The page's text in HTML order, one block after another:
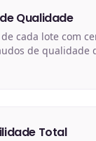
Qualidade
cada lote com
de qualidade
Total